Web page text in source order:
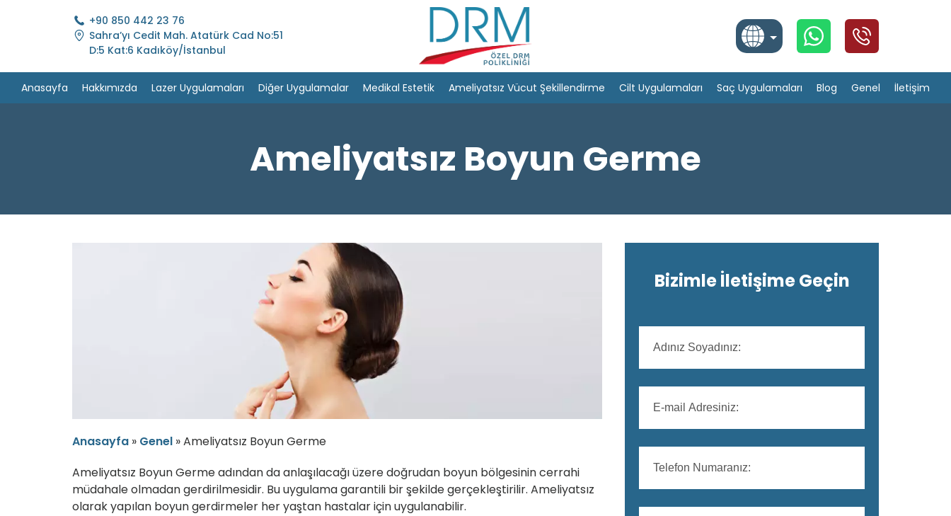
+90 850 442 23 76
Sahra’yı Cedit Mah. Atatürk Cad No:51
D:5 Kat:6 Kadıköy/İstanbul
Türkçe
English
Anasayfa Hakkımızda Lazer Uygulamaları Diğer Uygulamalar Medikal Estetik Ameliyatsız Vücut Şekillendirme Cilt Uygulamaları Saç Uygulamaları Blog Genel İletişim
Ameliyatsız Boyun Germe
Anasayfa » Genel »Ameliyatsız Boyun Germe
Ameliyatsız Boyun Germeadından da anlaşılacağı üzere doğrudan boyun bölgesinin cerrahi
müdahale olmadan gerdirilmesidir. Bu uygulama garantili bir şekilde gerçekleştirilir. Ameliyatsız
olarak yapılan boyun gerdirmeler her yaştan hastalar için uygulanabilir.
Bizimle İletişime Geçin